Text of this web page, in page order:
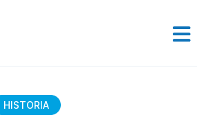
HISTORIA